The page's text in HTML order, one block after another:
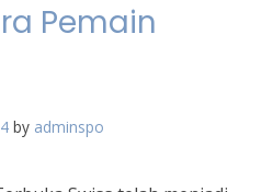
Pemain
by adminspo